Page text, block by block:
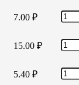
7.00 ₽
15.00 ₽
5.40 ₽